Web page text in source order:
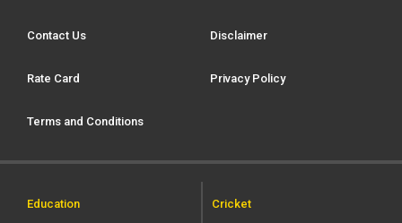
Contact Us Disclaimer
Rate Card Privacy Policy
Terms and Conditions
Education Cricket